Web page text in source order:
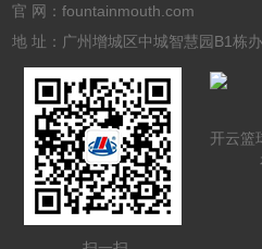
官 网：fountainmouth.com
地 址：广州增城区中城智慧园B1栋
开云篮